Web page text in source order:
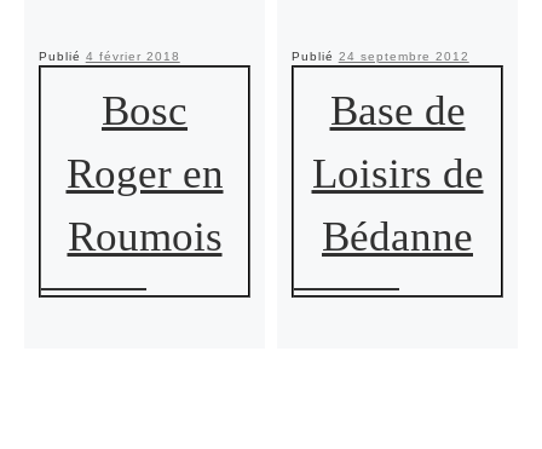
Publié 4 février 2018
Bosc
Roger en
Roumois
Publié 24 septembre 2012
Base de
Loisirs de
Bédanne